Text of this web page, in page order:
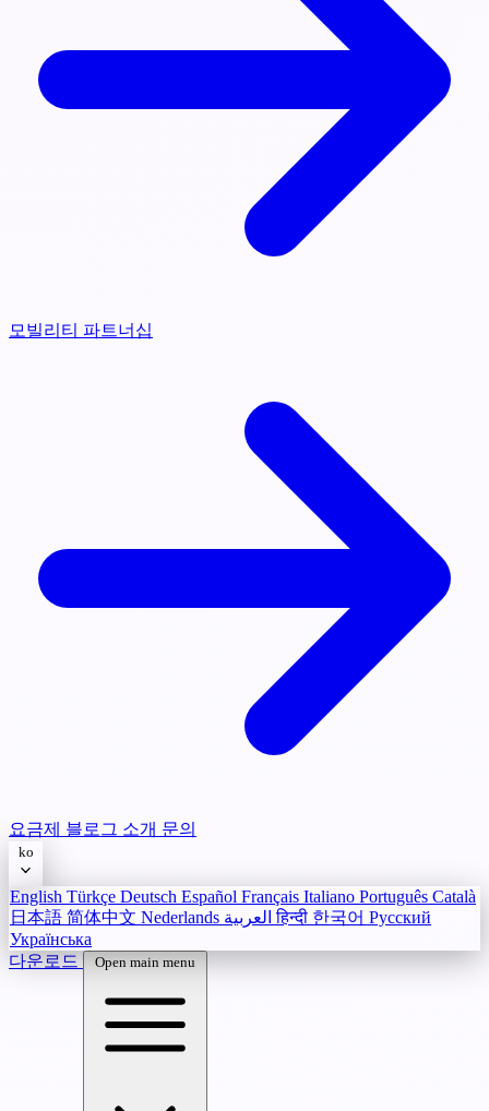
모빌리티 파트너십
요금제 블로그 소개 문의
ko
English Türkçe Deutsch Español Français Italiano Português Català
日本語 简体中文 Nederlands العربيةहिन्दी 한국어 Русский
Українська
다운로드
Open main menu